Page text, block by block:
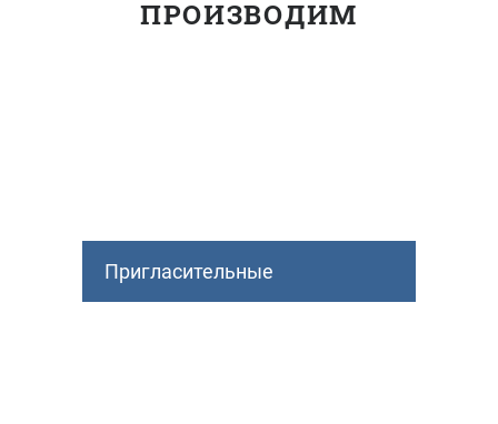
ПРОИЗВОДИМ
Пригласительные